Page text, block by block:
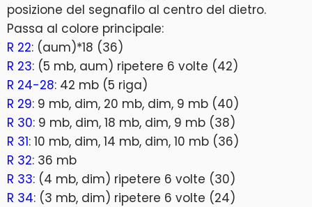
posizione del segnafilo al centro del dietro.
Passa al colore principale:
R 22: (aum)*18 (36)
R 23: (5 mb, aum) ripetere 6 volte (42)
R 24-28: 42 mb (5 riga)
R 29: 9 mb, dim, 20 mb, dim, 9 mb (40)
R 30: 9 mb, dim, 18 mb, dim, 9 mb (38)
R 31: 10 mb, dim, 14 mb, dim, 10 mb (36)
R 32: 36 mb
R 33: (4 mb, dim) ripetere 6 volte (30)
R 34: (3 mb, dim) ripetere 6 volte (24)